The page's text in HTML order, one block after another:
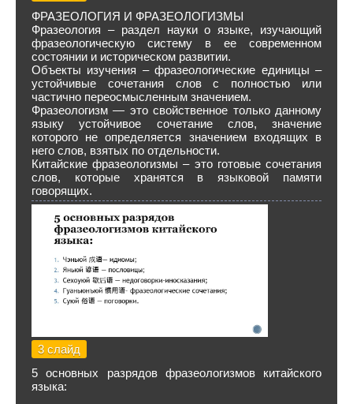
ФРАЗЕОЛОГИЯ И ФРАЗЕОЛОГИЗМЫ
Фразеология – раздел науки о языке, изучающий
фразеологическую систему в ее современном
состоянии и историческом развитии.
Объекты изучения – фразеологические единицы –
устойчивые сочетания слов с полностью или
частично переосмысленным значением.
Фразеологизм — это свойственное только данному
языку устойчивое сочетание слов, значение
которого не определяется значением входящих в
него слов, взятых по отдельности.
Китайские фразеологизмы – это готовые сочетания
слов, которые хранятся в языковой памяти
говорящих.
3 слайд
5 основных разрядов фразеологизмов китайского
языка: